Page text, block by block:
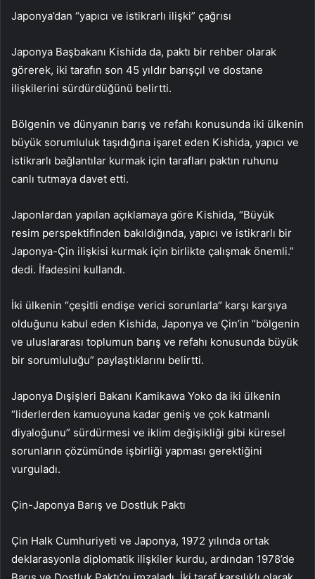
Japonya’dan “yapıcı ve istikrarlı ilişki” çağrısı
Japonya Başbakanı Kishida da, paktı bir rehber olarak
görerek, iki tarafın son 45 yıldır barışçıl ve dostane
ilişkilerini sürdürdüğünü belirtti.
Bölgenin ve dünyanın barış ve refahı konusunda iki ülkenin
büyük sorumluluk taşıdığına işaret eden Kishida, yapıcı ve
istikrarlı bağlantılar kurmak için tarafları paktın ruhunu
canlı tutmaya davet etti.
Japonlardan yapılan açıklamaya göre Kishida, “Büyük
resim perspektifinden bakıldığında, yapıcı ve istikrarlı bir
Japonya-Çin ilişkisi kurmak için birlikte çalışmak önemli.”
dedi. İfadesini kullandı.
İki ülkenin “çeşitli endişe verici sorunlarla” karşı karşıya
olduğunu kabul eden Kishida, Japonya ve Çin’in “bölgenin
ve uluslararası toplumun barış ve refahı konusunda büyük
bir sorumluluğu” paylaştıklarını belirtti.
Japonya Dışişleri Bakanı Kamikawa Yoko da iki ülkenin
“liderlerden kamuoyuna kadar geniş ve çok katmanlı
diyaloğunu” sürdürmesi ve iklim değişikliği gibi küresel
sorunların çözümünde işbirliği yapması gerektiğini
vurguladı.
Çin-Japonya Barış ve Dostluk Paktı
Çin Halk Cumhuriyeti ve Japonya, 1972 yılında ortak
deklarasyonla diplomatik ilişkiler kurdu, ardından 1978’de